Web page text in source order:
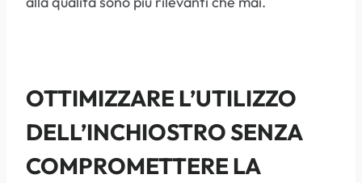
OTTIMIZZARE L’UTILIZZO
DELL’INCHIOSTRO SENZA
COMPROMETTERE LA